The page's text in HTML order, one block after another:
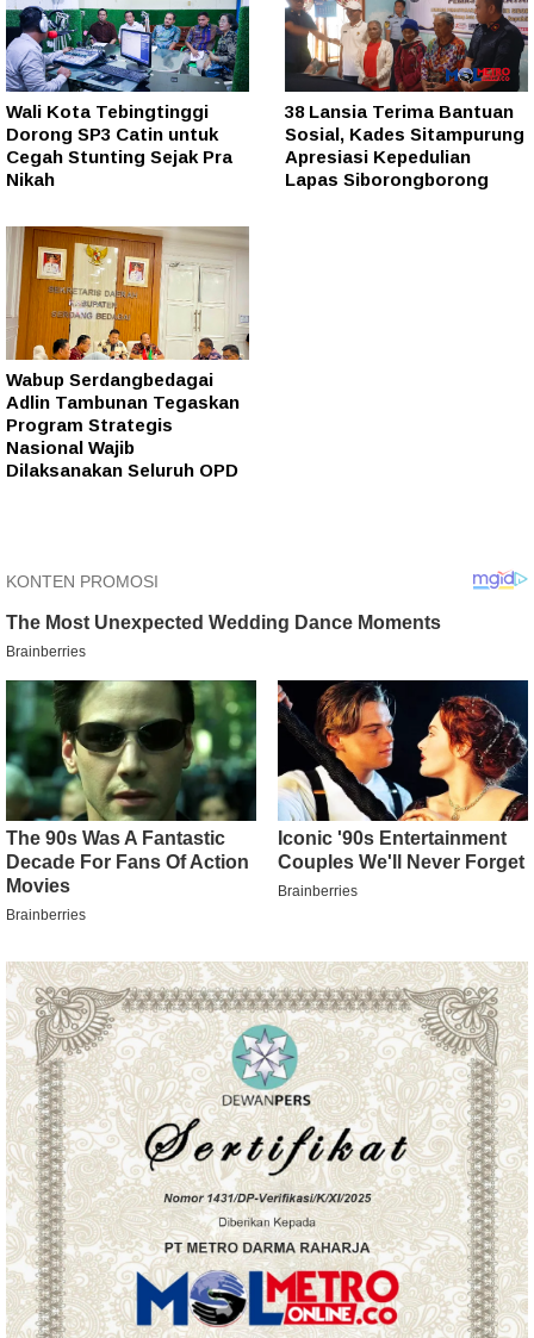
Wali Kota Tebingtinggi
Dorong SP3 Catin untuk
Cegah Stunting Sejak Pra
Nikah
38 Lansia Terima Bantuan
Sosial, Kades Sitampurung
Apresiasi Kepedulian
Lapas Siborongborong
Wabup Serdangbedagai
Adlin Tambunan Tegaskan
Program Strategis
Nasional Wajib
Dilaksanakan Seluruh OPD